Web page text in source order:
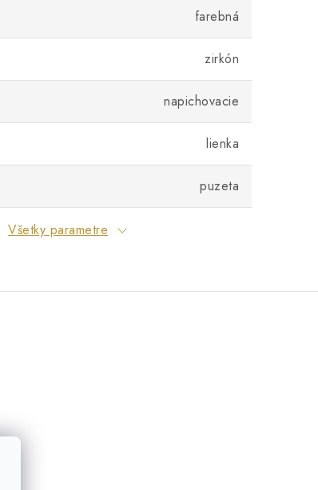
farebná
zirkón
napichovacie
lienka
puzeta
Všetky parametre